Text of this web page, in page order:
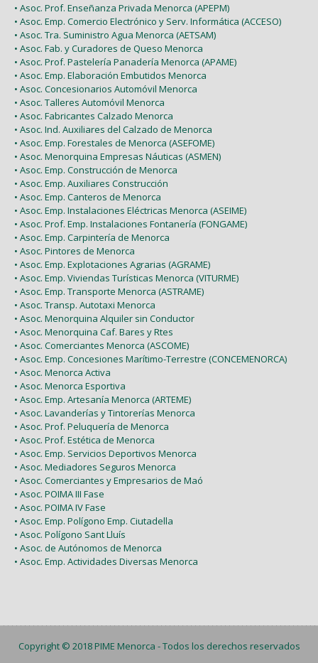
• Asoc. Prof. Enseñanza Privada Menorca (APEPM)
• Asoc. Emp. Comercio Electrónico y Serv. Informática (ACCESO)
• Asoc. Tra. Suministro Agua Menorca (AETSAM)
• Asoc. Fab. y Curadores de Queso Menorca
• Asoc. Prof. Pastelería Panadería Menorca (APAME)
• Asoc. Emp. Elaboración Embutidos Menorca
• Asoc. Concesionarios Automóvil Menorca
• Asoc. Talleres Automóvil Menorca
• Asoc. Fabricantes Calzado Menorca
• Asoc. Ind. Auxiliares del Calzado de Menorca
• Asoc. Emp. Forestales de Menorca (ASEFOME)
• Asoc. Menorquina Empresas Náuticas (ASMEN)
• Asoc. Emp. Construcción de Menorca
• Asoc. Emp. Auxiliares Construcción
• Asoc. Emp. Canteros de Menorca
• Asoc. Emp. Instalaciones Eléctricas Menorca (ASEIME)
• Asoc. Prof. Emp. Instalaciones Fontanería (FONGAME)
• Asoc. Emp. Carpintería de Menorca
• Asoc. Pintores de Menorca
• Asoc. Emp. Explotaciones Agrarias (AGRAME)
• Asoc. Emp. Viviendas Turísticas Menorca (VITURME)
• Asoc. Emp. Transporte Menorca (ASTRAME)
• Asoc. Transp. Autotaxi Menorca
• Asoc. Menorquina Alquiler sin Conductor
• Asoc. Menorquina Caf. Bares y Rtes
• Asoc. Comerciantes Menorca (ASCOME)
• Asoc. Emp. Concesiones Marítimo-Terrestre (CONCEMENORCA)
• Asoc. Menorca Activa
• Asoc. Menorca Esportiva
• Asoc. Emp. Artesanía Menorca (ARTEME)
• Asoc. Lavanderías y Tintorerías Menorca
• Asoc. Prof. Peluquería de Menorca
• Asoc. Prof. Estética de Menorca
• Asoc. Emp. Servicios Deportivos Menorca
• Asoc. Mediadores Seguros Menorca
• Asoc. Comerciantes y Empresarios de Maó
• Asoc. POIMA III Fase
• Asoc. POIMA IV Fase
• Asoc. Emp. Polígono Emp. Ciutadella
• Asoc. Polígono Sant Lluís
• Asoc. de Autónomos de Menorca
• Asoc. Emp. Actividades Diversas Menorca
Copyright © 2018PIME Menorca - Todos los derechos reservados